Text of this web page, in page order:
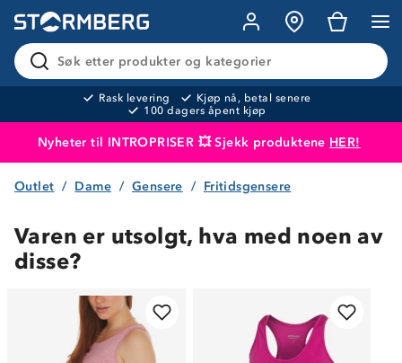
Søk etter produkter og kategorier
Rask levering
Kjøp nå, betal senere
100 dagers åpent kjøp
Nyheter til INTROPRISER 💥 Sjekk produktene HER!
Produktet er lagt i handlekurven Til kassen
Outlet Dame Gensere Fritidsgensere
Varen er utsolgt, hva med noen av
disse?